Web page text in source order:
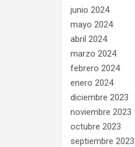
junio 2024
mayo 2024
abril 2024
marzo 2024
febrero 2024
enero 2024
diciembre 2023
noviembre 2023
octubre 2023
septiembre 2023